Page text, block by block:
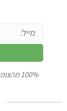
100% מהצומח, 0% ספאם. פשוט להצטרף, קל גם לבטל.